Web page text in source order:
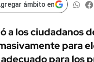
ámbito en
a los ciudadanos
para
para los